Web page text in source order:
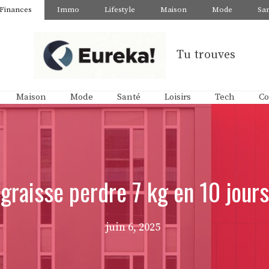
Finances Immo Lifestyle Maison Mode
Tu trouves
Maison Mode Santé Loisirs Tech
perdre 7 kg en 10
juin 6, 2025